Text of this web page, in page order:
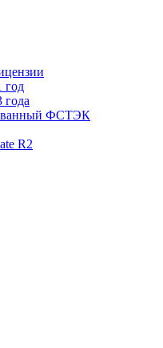
год
года
ФСТЭК
R2